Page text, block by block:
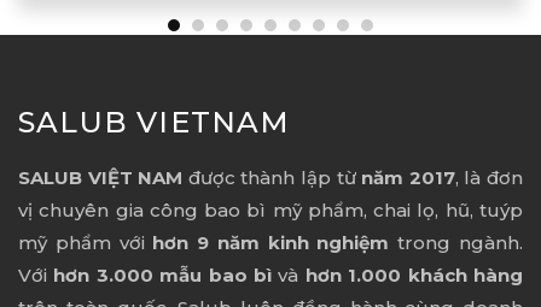
SALUB VIETNAM
SALUB VIỆT NAM được thành lập từ năm 2017, là đơn
vị chuyên gia công bao bì mỹ phẩm, chai lọ, hũ, tuýp
mỹ phẩm với hơn 9 năm kinh nghiệm trong ngành.
Với hơn 3.000 mẫu bao bì và hơn 1.000 khách hàng